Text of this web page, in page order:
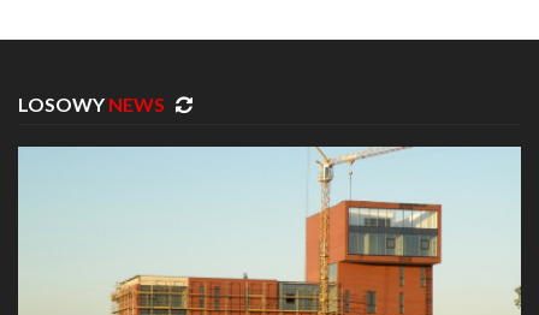
LOSOWY NEWS